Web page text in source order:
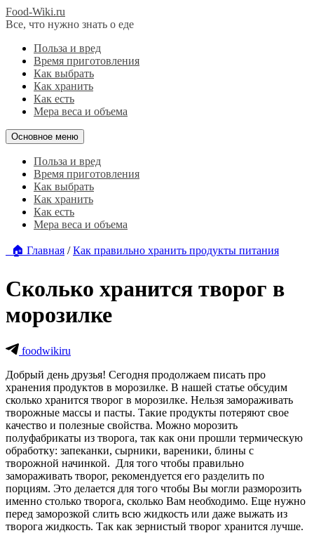
Food-Wiki.ru
Все, что нужно знать о еде
Польза и вред
Время приготовления
Как выбрать
Как хранить
Как есть
Мера веса и объема
Основное меню
Польза и вред
Время приготовления
Как выбрать
Как хранить
Как есть
Мера веса и объема
🏠 Главная /Как правильно хранить продукты питания
Сколько хранится творог в
морозилке
foodwikiru
Добрый день друзья! Сегодня продолжаем писать про
хранения продуктов в морозилке. В нашей статье обсудим
сколько хранится творог в морозилке. Нельзя замораживать
творожные массы и пасты. Такие продукты потеряют свое
качество и полезные свойства. Можно морозить
полуфабрикаты из творога, так как они прошли термическую
обработку: запеканки, сырники, вареники, блины с
творожной начинкой. Для того чтобы правильно
замораживать творог, рекомендуется его разделить по
порциям. Это делается для того чтобы Вы могли разморозить
именно столько творога, сколько Вам необходимо. Еще нужно
перед заморозкой слить всю жидкость или даже выжать из
творога жидкость. Так как зернистый творог хранится лучше.